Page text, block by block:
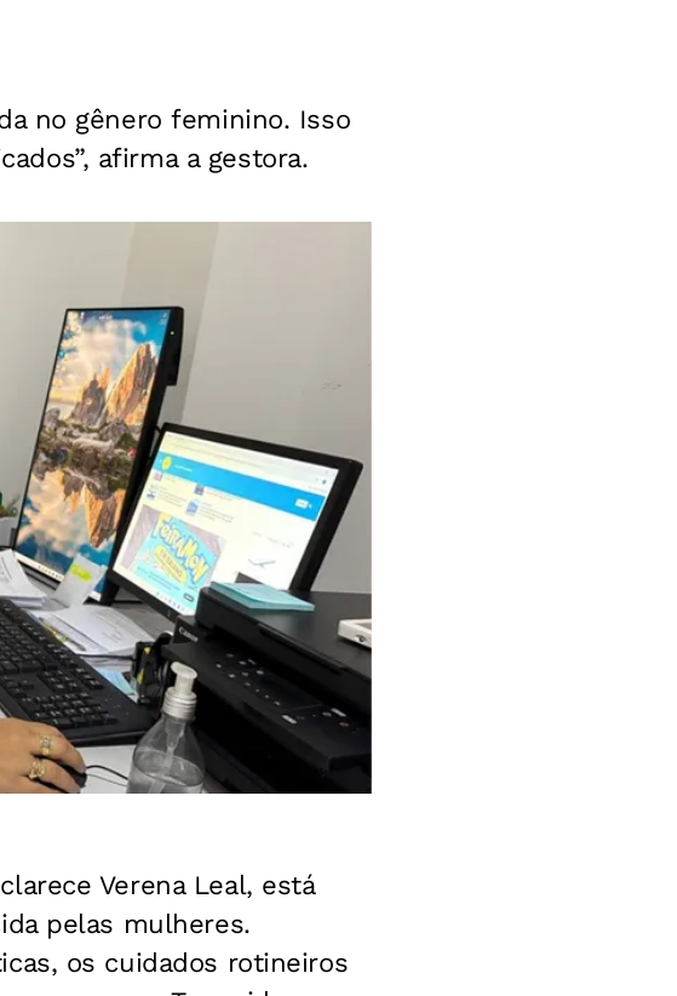
no gênero feminino. Isso
afirma a gestora.
Verena Leal, está
pelas mulheres.
os cuidados rotineiros